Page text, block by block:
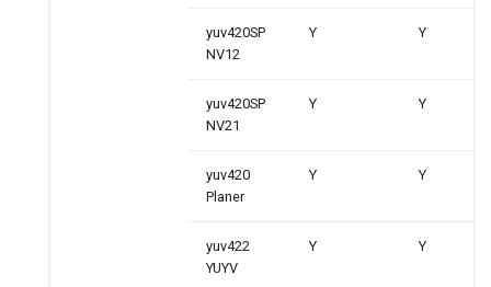
yuv420SP
NV12
Y Y
yuv420SP
NV21
Y Y
yuv420
Planer
Y Y
yuv422
YUYV
Y Y